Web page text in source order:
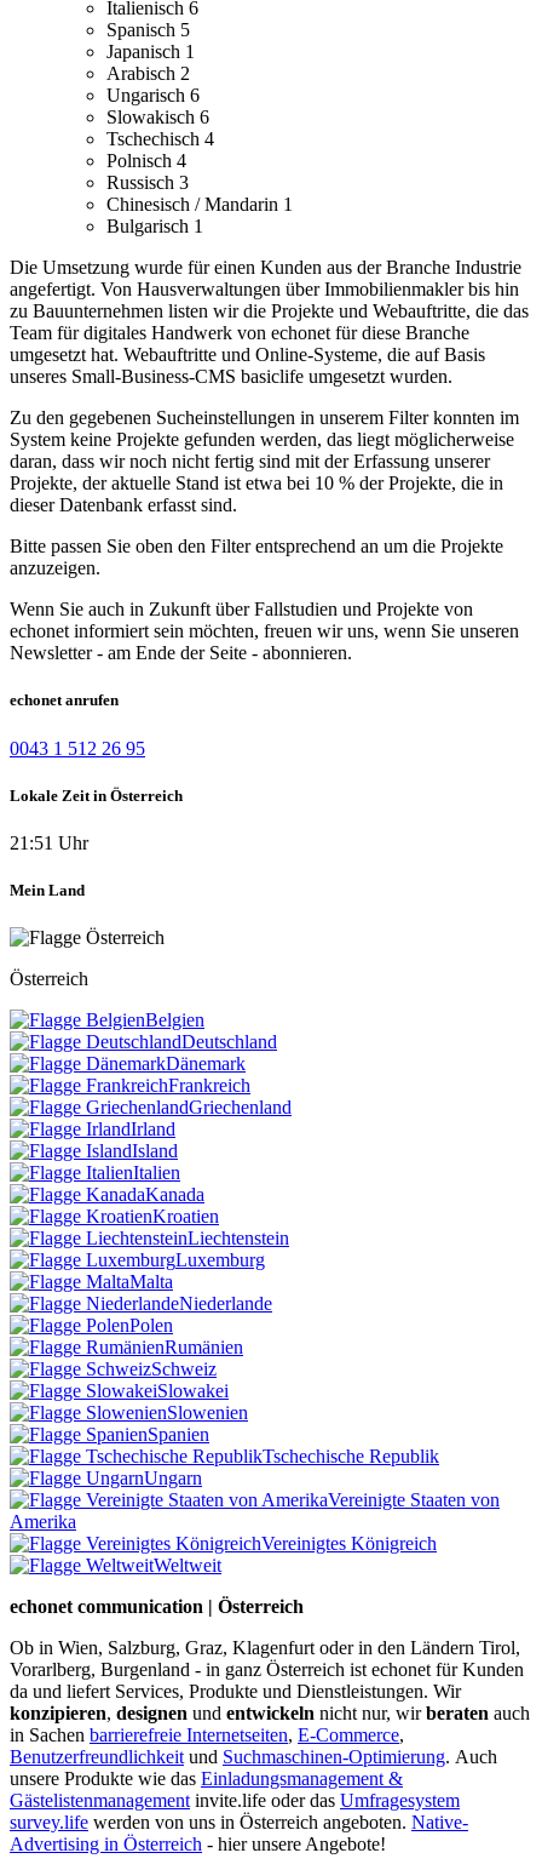
Italienisch 6
Spanisch 5
Japanisch 1
Arabisch 2
Ungarisch 6
Slowakisch 6
Tschechisch 4
Polnisch 4
Russisch 3
Chinesisch / Mandarin 1
Bulgarisch 1
Die Umsetzung wurde für einen Kunden aus der Branche Industrie
angefertigt. Von Hausverwaltungen über Immobilienmakler bis hin
zu Bauunternehmen listen wir die Projekte und Webauftritte, die das
Team für digitales Handwerk von echonet für diese Branche
umgesetzt hat. Webauftritte und Online-Systeme, die auf Basis
unseres Small-Business-CMS basiclife umgesetzt wurden.
Zu den gegebenen Sucheinstellungen in unserem Filter konnten im
System keine Projekte gefunden werden, das liegt möglicherweise
daran, dass wir noch nicht fertig sind mit der Erfassung unserer
Projekte, der aktuelle Stand ist etwa bei 10 % der Projekte, die in
dieser Datenbank erfasst sind.
Bitte passen Sie oben den Filter entsprechend an um die Projekte
anzuzeigen.
Wenn Sie auch in Zukunft über Fallstudien und Projekte von
echonet informiert sein möchten, freuen wir uns, wenn Sie unseren
Newsletter - am Ende der Seite - abonnieren.
echonet anrufen
0043 1 512 26 95
Lokale Zeit in Österreich
21:51 Uhr
Mein Land
Österreich
Belgien
Deutschland
Dänemark
Frankreich
Griechenland
Irland
Island
Italien
Kanada
Kroatien
Liechtenstein
Luxemburg
Malta
Niederlande
Polen
Rumänien
Schweiz
Slowakei
Slowenien
Spanien
Tschechische Republik
Ungarn
Vereinigte Staaten von
Amerika
Vereinigtes Königreich
Weltweit
echonet communication | Österreich
Ob in Wien, Salzburg, Graz, Klagenfurt oder in den Ländern Tirol,
Vorarlberg, Burgenland - in ganz Österreich ist echonet für Kunden
da und liefert Services, Produkte und Dienstleistungen. Wir
konzipieren, designen und entwickeln nicht nur, wirberaten auch
in Sachen barrierefreie Internetseiten, E-Commerce,
Benutzerfreundlichkeit und Suchmaschinen-Optimierung. Auch
unsere Produkte wie das Einladungsmanagement &
Gästelistenmanagement invite.life oder das Umfragesystem
survey.life werden von uns in Österreich angeboten. Native-
Advertising in Österreich - hier unsere Angebote!